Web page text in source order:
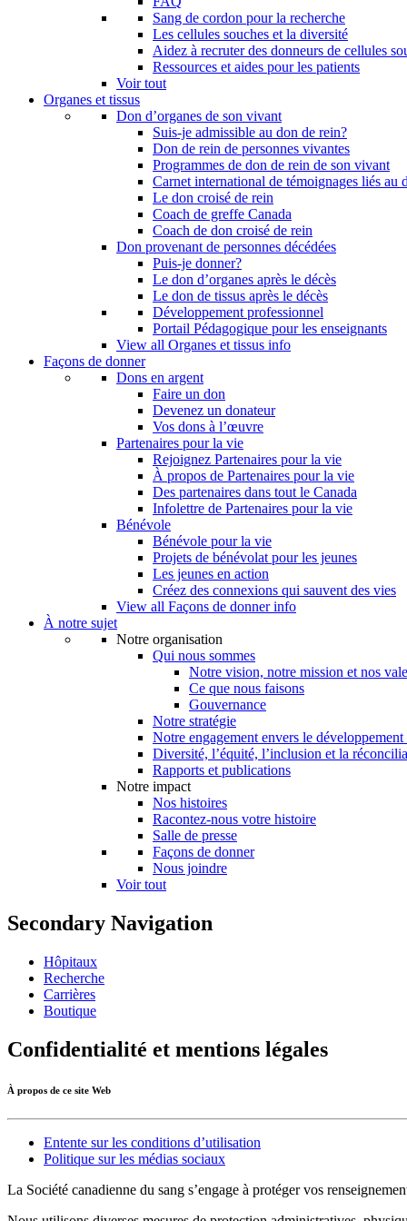
Sang de cordon pour la recherche
Les cellules souches et la diversité
Aidez à recruter des donneurs de cellules
Ressources et aides pour les patients
Voir tout
Organes et tissus
Don d’organes de son vivant
Suis-je admissible au don de rein?
Don de rein de personnes vivantes
Programmes de don de rein de son vivant
Carnet international de témoignages liés au
Le don croisé de rein
Coach de greffe Canada
Coach de don croisé de rein
Don provenant de personnes décédées
Puis-je donner?
Le don d’organes après le décès
Le don de tissus après le décès
Développement professionnel
Portail Pédagogique pour les enseignants
View all Organes et tissus info
Façons de donner
Dons en argent
Faire un don
Devenez un donateur
Vos dons à l’œuvre
Partenaires pour la vie
Rejoignez Partenaires pour la vie
À propos de Partenaires pour la vie
Des partenaires dans tout le Canada
Infolettre de Partenaires pour la vie
Bénévole
Bénévole pour la vie
Projets de bénévolat pour les jeunes
Les jeunes en action
Créez des connexions qui sauvent des vies
View all Façons de donner info
À notre sujet
Notre organisation
Qui nous sommes
Notre vision, notre mission et nos
Ce que nous faisons
Gouvernance
Notre stratégie
Notre engagement envers le
Diversité, l’équité, l’inclusion et la
Rapports et publications
Notre impact
Nos histoires
Racontez-nous votre histoire
Salle de presse
Façons de donner
Nous joindre
Voir tout
Secondary Navigation
Hôpitaux
Recherche
Carrières
Boutique
Confidentialité et mentions légales
À propos de ce site Web
Entente sur les conditions d’utilisation
Politique sur les médias sociaux
La Société canadienne du sang s’engage à protéger vos